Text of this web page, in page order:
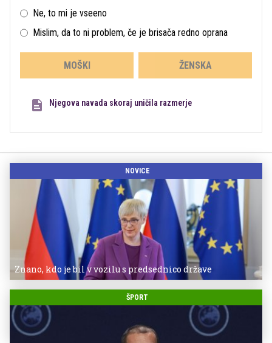
Ne, to mi je vseeno
Mislim, da to ni problem, če je brisača redno oprana
MOŠKI ŽENSKA
Njegova navada skoraj uničila razmerje
NOVICE
Znano, kdo je bil v vozilu s predsednico države
ŠPORT